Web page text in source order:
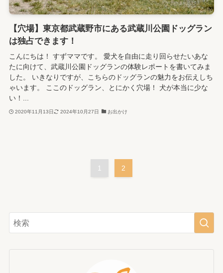
【穴場】東京都武蔵野市にある武蔵川公園ドッグラン
は独占できます！
こんにちは！ すずママです。 愛犬を自由に走り回らせたいあな
たに向けて、武蔵川公園ドッグランの体験レポートを書いてみま
した。 いきなりですが、こちらのドッグランの魅力をお伝えしち
ゃいます。 ここのドッグラン、とにかく穴場！ 犬が本当に少な
い！...
2020年11月13日 2024年10月27日 お出かけ
1 2